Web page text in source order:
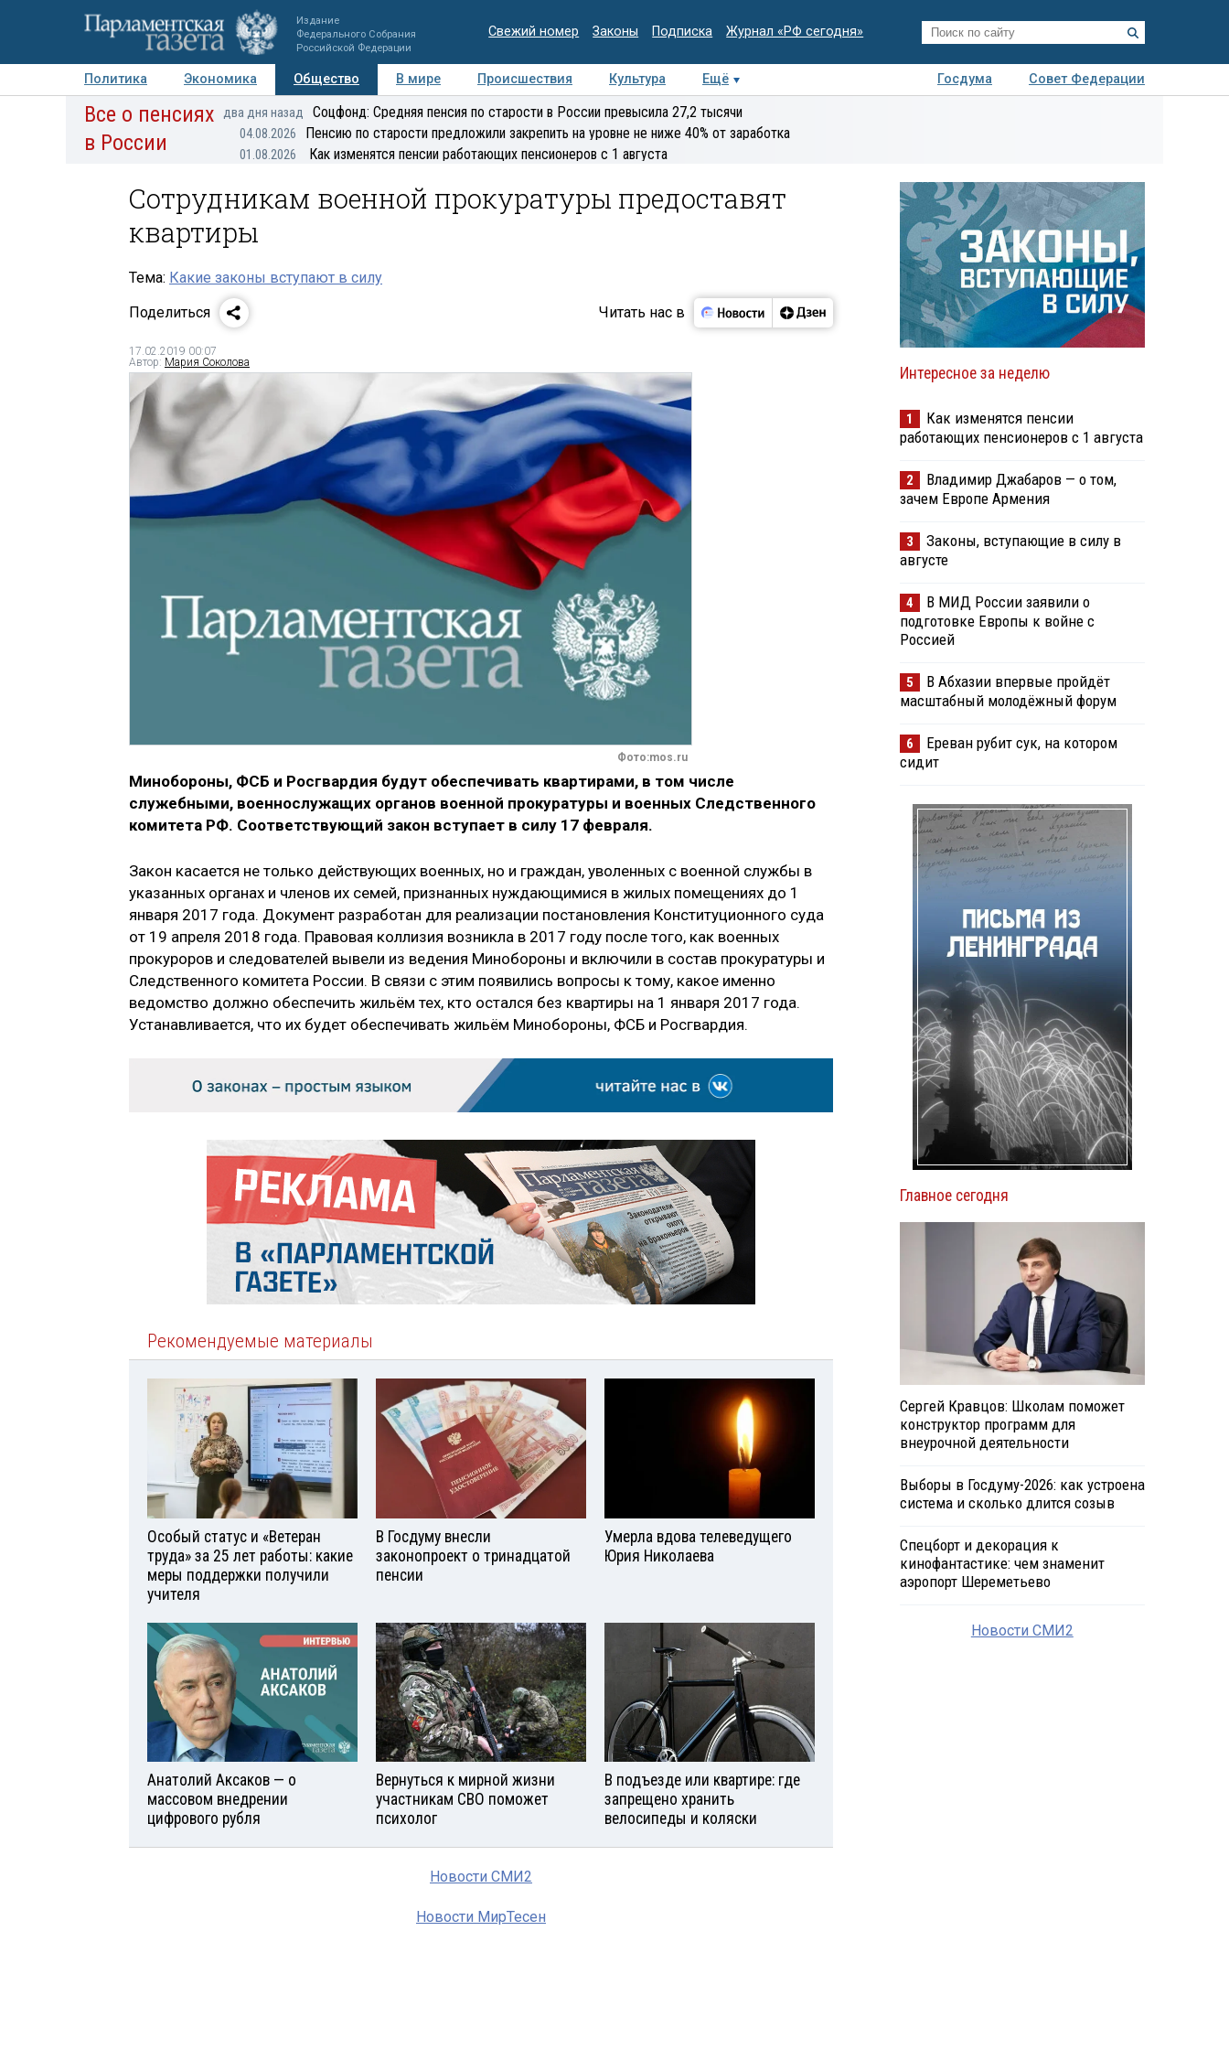
Издание
Федерального Собрания
Российской Федерации
Свежий номер Законы Подписка Журнал «РФ сегодня»
Политика Экономика Общество В мире Происшествия Культура Ещё Госдума
Совет Федерации
Авторы Персоны Мнения Регионы Медиацентр Интервью Колумнисты
Все о пенсиях
в России
два дня назад Соцфонд: Средняя пенсия по старости в России превысила 27,2 тысячи
04.08.2026 Пенсию по старости предложили закрепить на уровне не ниже 40% от заработка
01.08.2026 Как изменятся пенсии работающих пенсионеров с 1 августа
Сотрудникам военной прокуратуры предоставят
квартиры
Тема: Какие законы вступают в силу
Поделиться
Читать нас в
17.02.2019 00:07
Автор: Мария Соколова
Фото:mos.ru
Минобороны, ФСБ и Росгвардия будут обеспечивать квартирами, в том числе
служебными, военнослужащих органов военной прокуратуры и военных Следственного
комитета РФ. Соответствующий закон вступает в силу 17 февраля.
Закон касается не только действующих военных, но и граждан, уволенных с военной службы в
указанных органах и членов их семей, признанных нуждающимися в жилых помещениях до 1
января 2017 года. Документ разработан для реализации постановления Конституционного суда
от 19 апреля 2018 года. Правовая коллизия возникла в 2017 году после того, как военных
прокуроров и следователей вывели из ведения Минобороны и включили в состав прокуратуры и
Следственного комитета России. В связи с этим появились вопросы к тому, какое именно
ведомство должно обеспечить жильём тех, кто остался без квартиры на 1 января 2017 года.
Устанавливается, что их будет обеспечивать жильём Минобороны, ФСБ и Росгвардия.
Рекомендуемые материалы
Особый статус и «Ветеран
труда» за 25 лет работы: какие
меры поддержки получили
учителя
В Госдуму внесли
законопроект о тринадцатой
пенсии
Умерла вдова телеведущего
Юрия Николаева
Анатолий Аксаков — о
массовом внедрении
цифрового рубля
Вернуться к мирной жизни
участникам СВО поможет
психолог
В подъезде или квартире: где
запрещено хранить
велосипеды и коляски
Новости СМИ2
Новости МирТесен
Интересное за неделю
1
Как изменятся пенсии
работающих пенсионеров с 1 августа
2
Владимир Джабаров — о том,
зачем Европе Армения
3
Законы, вступающие в силу в
августе
4
В МИД России заявили о
подготовке Европы к войне с
Россией
5
В Абхазии впервые пройдёт
масштабный молодёжный форум
6
Ереван рубит сук, на котором
сидит
Главное сегодня
Сергей Кравцов: Школам поможет
конструктор программ для
внеурочной деятельности
Выборы в Госдуму-2026: как устроена
система и сколько длится созыв
Спецборт и декорация к
кинофантастике: чем знаменит
аэропорт Шереметьево
Новости СМИ2